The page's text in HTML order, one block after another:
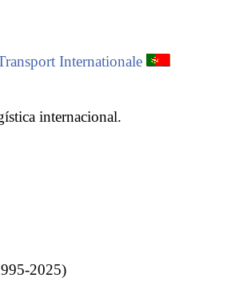
Internationale
internacional.
2025)